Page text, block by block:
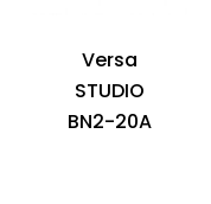
Versa
STUDIO
BN2-20A